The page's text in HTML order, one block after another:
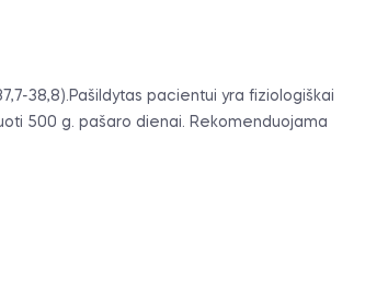
38,8).Pašildytas pacientui yra fiziologiškai
500 g. pašaro dienai. Rekomenduojama